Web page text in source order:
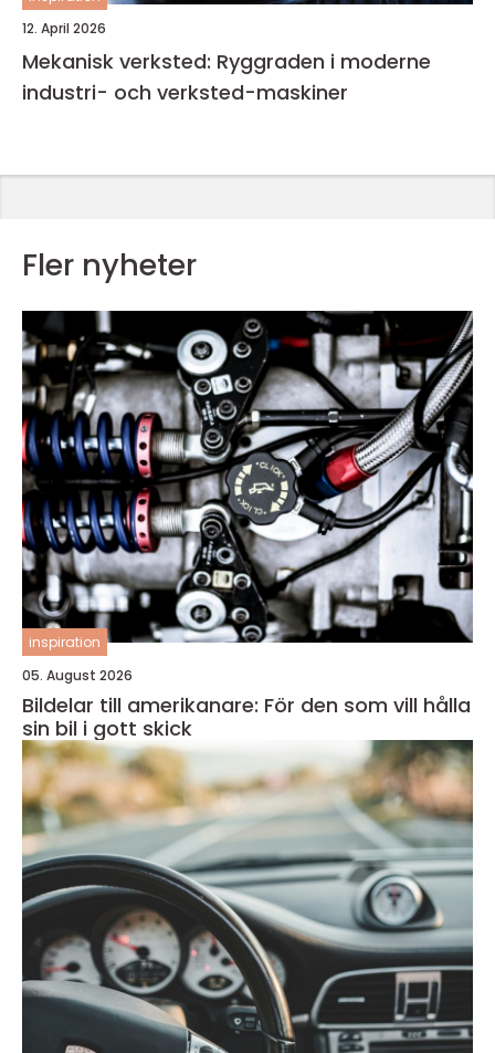
12. April 2026
Mekanisk verksted: Ryggraden i moderne
industri- och verksted-maskiner
Fler nyheter
inspiration
05. August 2026
Bildelar till amerikanare: För den som vill hålla
sin bil i gott skick